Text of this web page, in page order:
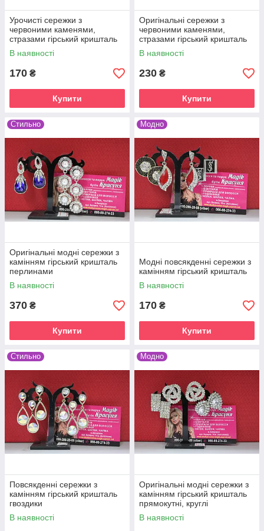
Урочисті сережки з
червоними каменями,
стразами гірський кришталь
В наявності
170 ₴
Купити
Оригінальні сережки з
червоними каменями,
стразами гірський кришталь
для вечірки
В наявності
230 ₴
Купити
Стильно
Оригінальні модні сережки з
камінням гірський кришталь
перлинами
В наявності
370 ₴
Купити
Модно
Модні повсякденні сережки з
камінням гірський кришталь
В наявності
170 ₴
Купити
Стильно
Повсякденні сережки з
камінням гірський кришталь
гвоздики
В наявності
Модно
Оригінальні модні сережки з
камінням гірський кришталь
прямокутні, круглі
В наявності